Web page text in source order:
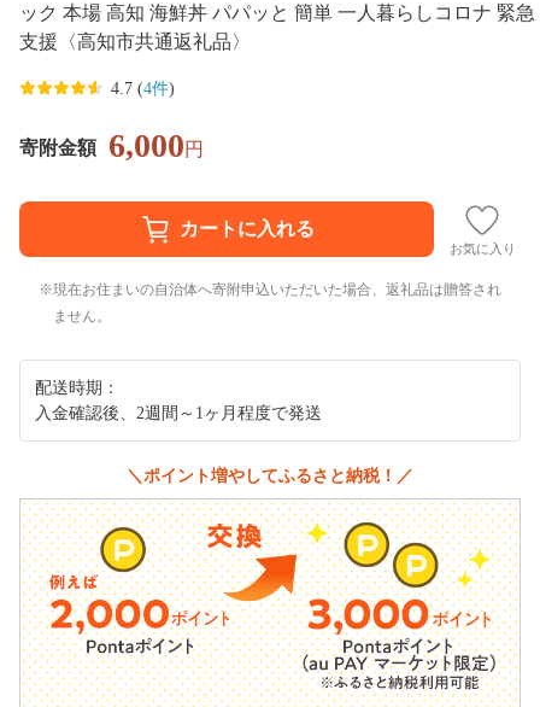
ック 本場 高知 海鮮丼 パパッと 簡単 一人暮らしコロナ 緊急
支援〈高知市共通返礼品〉
4.7 (4件)
寄附金額 6,000円
お気に入り
現在お住まいの自治体へ寄附申込いただいた場合、返礼品は贈答され
ません。
配送時期：
入金確認後、2週間～1ヶ月程度で発送
＼ポイント増やしてふるさと納税！／